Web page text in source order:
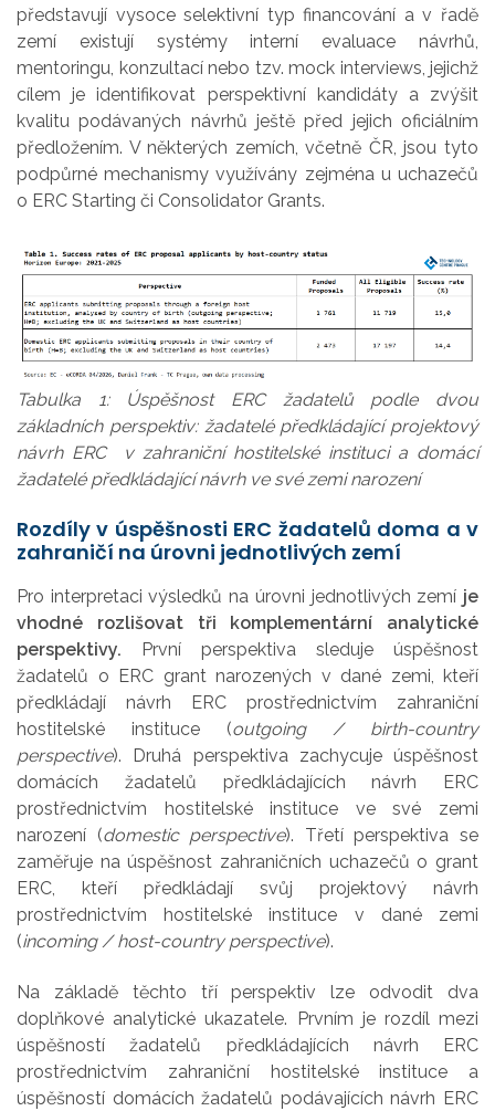
představují vysoce selektivní typ financování a v řadě
zemí existují systémy interní evaluace návrhů,
mentoringu, konzultací nebo tzv. mock interviews, jejichž
cílem je identifikovat perspektivní kandidáty a zvýšit
kvalitu podávaných návrhů ještě před jejich oficiálním
předložením. V některých zemích, včetně ČR, jsou tyto
podpůrné mechanismy využívány zejména u uchazečů
o ERC Starting či Consolidator Grants.
Tabulka 1: Úspěšnost ERC žadatelů podle dvou
základních perspektiv: žadatelé předkládající projektový
návrh ERC v zahraniční hostitelské instituci a domácí
žadatelé předkládající návrh ve své zemi narození
Rozdíly v úspěšnosti ERC žadatelů doma a v
zahraničí na úrovni jednotlivých zemí
Pro interpretaci výsledků na úrovni jednotlivých zemí je
vhodné rozlišovat tři komplementární analytické
perspektivy. První perspektiva sleduje úspěšnost
žadatelů o ERC grant narozených v dané zemi, kteří
předkládají návrh ERC prostřednictvím zahraniční
hostitelské instituce (outgoing / birth-country
perspective). Druhá perspektiva zachycuje úspěšnost
domácích žadatelů předkládajících návrh ERC
prostřednictvím hostitelské instituce ve své zemi
narození (domestic perspective). Třetí perspektiva se
zaměřuje na úspěšnost zahraničních uchazečů o grant
ERC, kteří předkládají svůj projektový návrh
prostřednictvím hostitelské instituce v dané zemi
(incoming / host-country perspective).
Na základě těchto tří perspektiv lze odvodit dva
doplňkové analytické ukazatele. Prvním je rozdíl mezi
úspěšností žadatelů předkládajících návrh ERC
prostřednictvím zahraniční hostitelské instituce a
úspěšností domácích žadatelů podávajících návrh ERC